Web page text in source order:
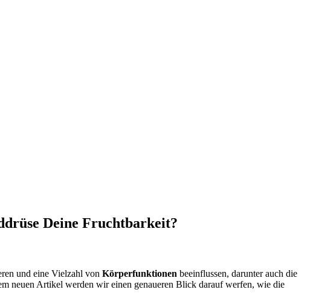
Deine Fruchtbarkeit?
und eine Vielzahl von Körperfunktionen beeinflussen, darunter auch die
neuen Artikel werden wir einen genaueren Blick darauf werfen, wie die